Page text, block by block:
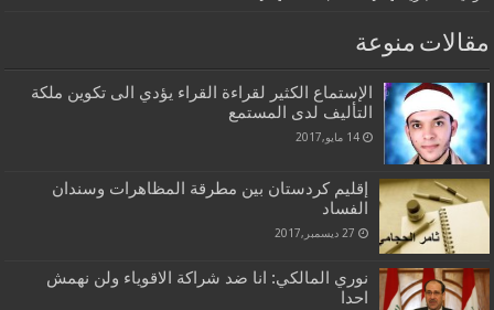
مقالات منوعة
الإستماع الكثير لقراءة القراء يؤدي الى تكوين ملكة
التأليف لدى المستمع
14 مايو,2017
إقليم كردستان بين مطرقة المظاهرات وسندان
الفساد
27 ديسمبر,2017
نوري المالكي: انا ضد شراكة الاقوياء ولن نهمش
احدا